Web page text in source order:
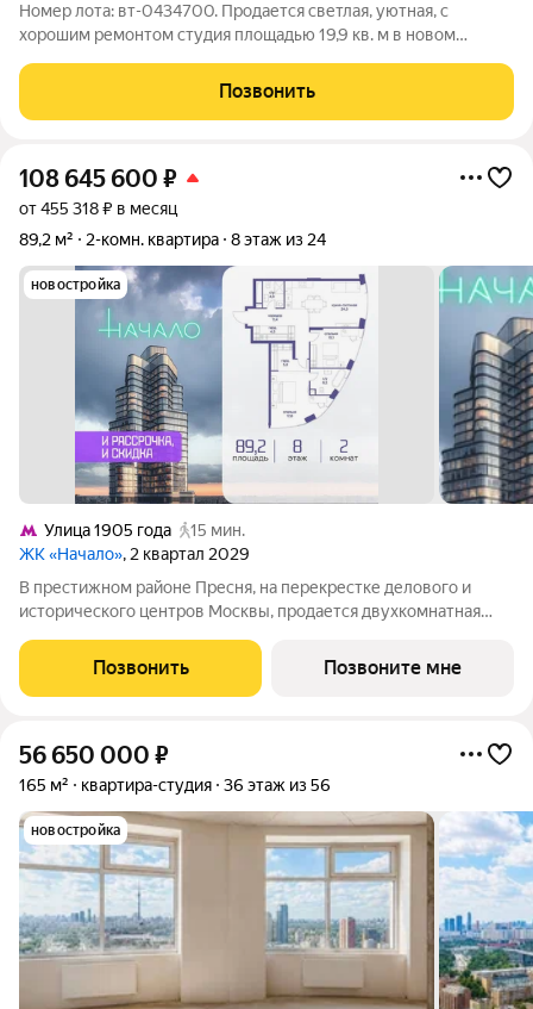
Номер лота: вт-0434700. Продается светлая, уютная, с
хорошим ремонтом студия площадью 19,9 кв. м в новом
корпус 4, на 8 этаже 34-этажного дома. Дом входит в
масштабный жилой комплекс
Позвонить
108 645 600 ₽
от 455 318 ₽ в месяц
89,2 м²
2-комн. квартира 8 этаж из 24
новостройка
Улица 1905 года
15 мин.
ЖК «Начало», 2 квартал 2029
В престижном районе Пресня, на перекрестке делового и
исторического центров Москвы, продается двухкомнатная
находится на 8 этаже 24-этажного дома, в новом элитном
жилом комплексе «Начало» от
Позвонить Позвоните мне
56 650 000 ₽
165 м² квартира-студия 36 этаж из 56
новостройка